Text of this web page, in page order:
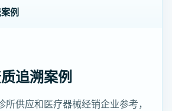
例
追溯案例
所供应和医疗器械经销企业参考，